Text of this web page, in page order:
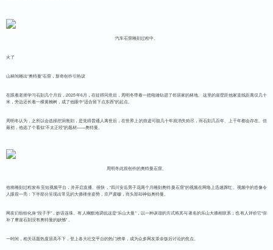
汽车石窟雕刻过程中。
火了
山林间雕出“奥特曼”石窟，新奇创作引热议
在跟着老师学习石刻几个月后，2025年6月，在征得同意后，周明冬带着一把电锤钻进了邻居家的林地。这里的崖壁距他家直线距离仅几十
米，旁边还长着一棵黄桷树，成了他眼中“适合留下点东西”的起点。
周明冬认为，之所以会选择挖洞凿刻，是觉得普通人离世后，在世界上的痕迹可能几十年就消失殆尽，而石刻几百年、上千年都会存在。但
最初，他选了个看似“不太正经”的题材——奥特曼。
周明冬此前创作的奥特曼石窟。
他将雕刻过程发布至短视频平台，并开启直播。很快，“四川安岳男子花两个月雕刻奥特曼石窟”的视频在网络上迅速蹿红。视频中的造像令
人眼前一亮：下半部分呈现出常见的大佛禅坐姿势，庄严肃穆，而头部却神似奥特曼。
网友们纷纷化身“段子手”，妙语连珠。有人幽默地调侃这是“乐山大曼”，以一种诙谐的方式将其与著名的乐山大佛相联系；也有人评价它“弥
补了摩崖石刻没有奥特曼的缺憾” 。
一时间，相关话题热度居高不下，登上各大社交平台的热门榜单，成为众多网友茶余饭后讨论的焦点。